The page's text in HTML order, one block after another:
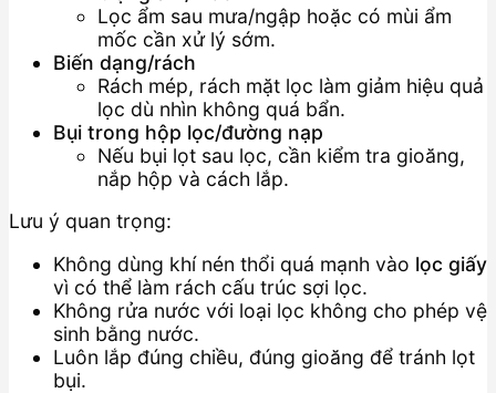
Lọc ẩm sau mưa/ngập hoặc có mùi ẩm
mốc cần xử lý sớm.
Biến dạng/rách
Rách mép, rách mặt lọc làm giảm hiệu quả
lọc dù nhìn không quá bẩn.
Bụi trong hộp lọc/đường nạp
Nếu bụi lọt sau lọc, cần kiểm tra gioăng,
nắp hộp và cách lắp.
Lưu ý quan trọng:
Không dùng khí nén thổi quá mạnh vào lọc giấy
vì có thể làm rách cấu trúc sợi lọc.
Không rửa nước với loại lọc không cho phép vệ
sinh bằng nước.
Luôn lắp đúng chiều, đúng gioăng để tránh lọt
bụi.